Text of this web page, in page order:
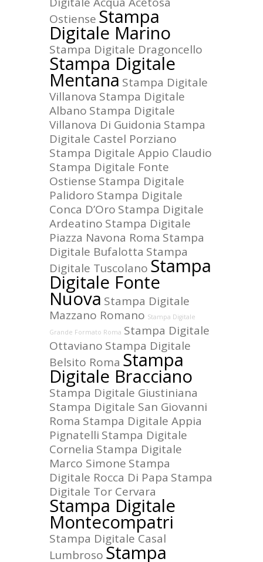
Ostiense Stampa
Digitale Marino
Stampa Digitale Dragoncello
Stampa Digitale
Mentana Stampa Digitale
Villanova Stampa Digitale
Albano Stampa Digitale
Villanova Di Guidonia Stampa
Digitale Castel Porziano
Stampa Digitale Appio Claudio
Stampa Digitale Fonte
Ostiense Stampa Digitale
Palidoro Stampa Digitale
Conca D’Oro Stampa Digitale
Ardeatino Stampa Digitale
Piazza Navona Roma Stampa
Digitale Bufalotta Stampa
Digitale Tuscolano Stampa
Digitale Fonte
Nuova Stampa Digitale
Mazzano Romano Stampa Digitale
Grande Formato Roma Stampa Digitale
Ottaviano Stampa Digitale
Belsito Roma Stampa
Digitale Bracciano
Stampa Digitale Giustiniana
Stampa Digitale San Giovanni
Roma Stampa Digitale Appia
Pignatelli Stampa Digitale
Cornelia Stampa Digitale
Marco Simone Stampa
Digitale Rocca Di Papa Stampa
Digitale Tor Cervara
Stampa Digitale
Montecompatri
Stampa Digitale Casal
Lumbroso Stampa